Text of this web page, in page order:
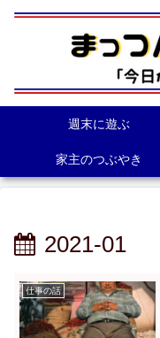
週末に遊ぶ
家主のつぶやき
2021-01
仕事の話